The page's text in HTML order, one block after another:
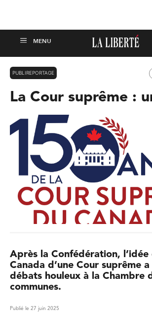
PUBLIREPORTAGE
La Cour suprême :
Après la Confédération,
Canada d’une Cour suprême
débats houleux à la Chambre
communes.
Publié le 27 juin 2025